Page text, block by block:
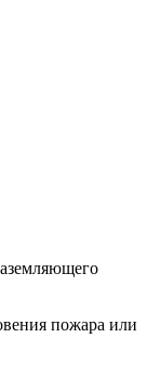
пожара или